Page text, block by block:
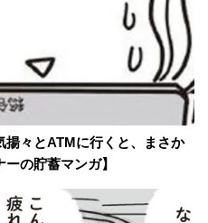
々とATMに行くと、まさか
の貯蓄マンガ】